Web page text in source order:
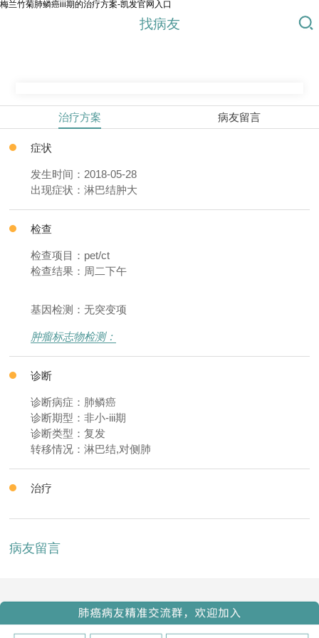
梅兰竹菊肺鳞癌iii期的治疗方案-凯发官网入口
找病友
治疗方案 病友留言
症状
发生时间：2018-05-28
出现症状：淋巴结肿大
检查
检查项目：pet/ct
检查结果：周二下午
基因检测：无突变项
肿瘤标志物检测：
诊断
诊断病症：肺鳞癌
诊断期型：非小-iii期
诊断类型：复发
转移情况：淋巴结,对侧肺
治疗
病友留言